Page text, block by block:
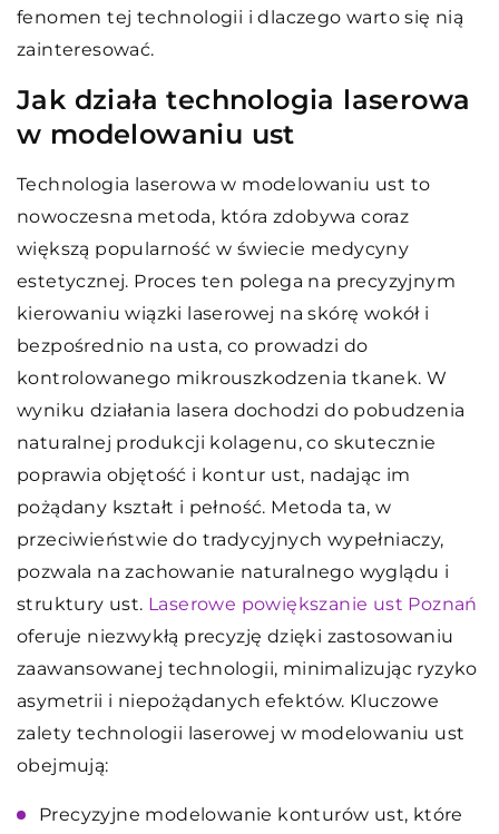
fenomen tej technologii i dlaczego warto się nią
zainteresować.
Jak działa technologia laserowa
w modelowaniu ust
Technologia laserowa w modelowaniu ust to
nowoczesna metoda, która zdobywa coraz
większą popularność w świecie medycyny
estetycznej. Proces ten polega na precyzyjnym
kierowaniu wiązki laserowej na skórę wokół i
bezpośrednio na usta, co prowadzi do
kontrolowanego mikrouszkodzenia tkanek. W
wyniku działania lasera dochodzi do pobudzenia
naturalnej produkcji kolagenu, co skutecznie
poprawia objętość i kontur ust, nadając im
pożądany kształt i pełność. Metoda ta, w
przeciwieństwie do tradycyjnych wypełniaczy,
pozwala na zachowanie naturalnego wyglądu i
struktury ust. Laserowe powiększanie ust Poznań
oferuje niezwykłą precyzję dzięki zastosowaniu
zaawansowanej technologii, minimalizując ryzyko
asymetrii i niepożądanych efektów. Kluczowe
zalety technologii laserowej w modelowaniu ust
obejmują:
Precyzyjne modelowanie konturów ust, które